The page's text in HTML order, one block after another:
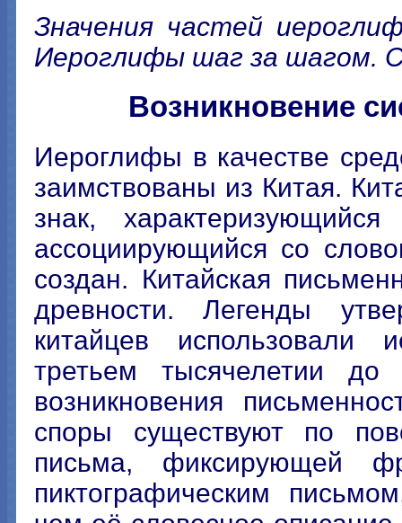
Значения частей
Иероглифы шаг за шагом.
Возникновение
Иероглифы в качестве
заимствованы из Китая.
знак,
ассоциирующийся со
создан. Китайская
древности. Легенды
китайцев использовали
третьем тысячелетии
возникновения
споры существуют по
письма, фиксирующей
пиктографическим